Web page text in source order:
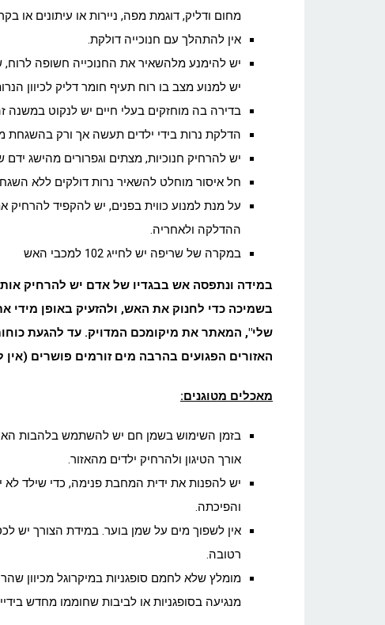
מחום ודליק, דוגמת מפה, ניירות או עיתונים או
אין להתהלך עם חנוכייה דולקת.
יש להימנע מלהשאיר את החנוכייה חשופה לרוח,
יש למנוע מצב בו רוח תעיף חומר דליק לכיוון
בדירה בה מוחזקים בעלי חיים יש לנקוט במשנה
הדלקת נרות בידי ילדים תעשה אך ורק בהשגחת
יש להרחיק חנוכיות, מצתים וגפרורים מהישג ידם
חל איסור מוחלט להשאיר נרות דולקים ללא
על מנת למנוע כווית בפנים, יש להקפיד להרחיק
ההדלקה ולאחריה.
במקרה של שריפה יש לחייג 102 למכבי האש
במידה ונתפסה אש בבגדיו של אדם יש להרחיק
שלי", המאתר את מיקומכם המדויק. עד להגעת
האזורים הפגועים בהרבה מים זורמים פושרים
מאכלים מטוגנים:
בזמן השימוש בשמן חם יש להשתמש בלהבות
אורך הטיגון ולהרחיק ילדים מהאזור.
יש להפנות את ידית המחבת פנימה, כדי שילד
והפיכתה.
אין לשפוך מים על שמן בוער. במידת הצורך יש
רטובה.
מומלץ שלא לחמם סופגניות במיקרוגל מכיוון
מנגיעה בסופגניות או לביבות שחוממו מחדש